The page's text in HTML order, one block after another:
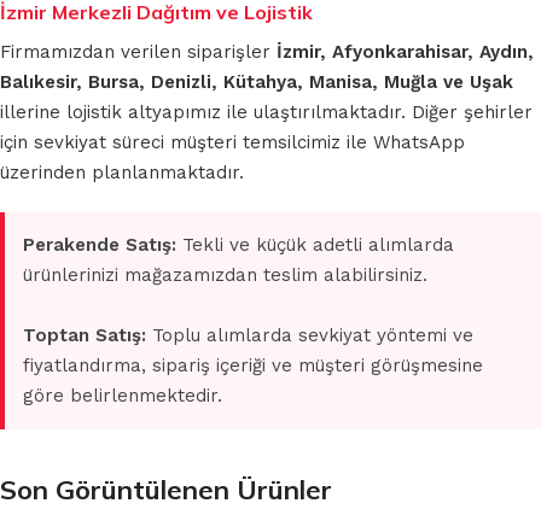
İzmir Merkezli Dağıtım ve Lojistik
Firmamızdan verilen siparişler İzmir, Afyonkarahisar, Aydın,
Balıkesir, Bursa, Denizli, Kütahya, Manisa, Muğla ve Uşak
illerine lojistik altyapımız ile ulaştırılmaktadır. Diğer şehirler
için sevkiyat süreci müşteri temsilcimiz ile WhatsApp
üzerinden planlanmaktadır.
Perakende Satış: Tekli ve küçük adetli alımlarda
ürünlerinizi mağazamızdan teslim alabilirsiniz.
Toptan Satış: Toplu alımlarda sevkiyat yöntemi ve
fiyatlandırma, sipariş içeriği ve müşteri görüşmesine
göre belirlenmektedir.
Son Görüntülenen Ürünler